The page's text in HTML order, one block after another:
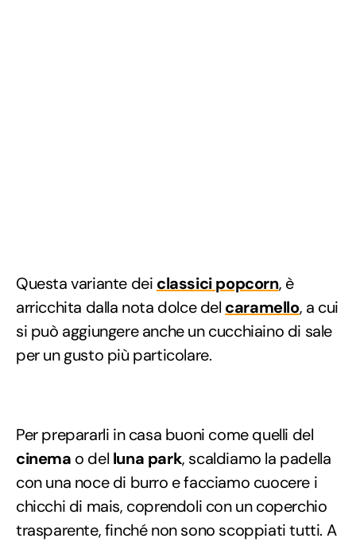
Questa variante dei classici popcorn, è
arricchita dalla nota dolce del caramello, a cui
si può aggiungere anche un cucchiaino di sale
per un gusto più particolare.
Per prepararli in casa buoni come quelli del
cinema o del luna park, scaldiamo la padella
con una noce di burro e facciamo cuocere i
chicchi di mais, coprendoli con un coperchio
trasparente, finché non sono scoppiati tutti. A